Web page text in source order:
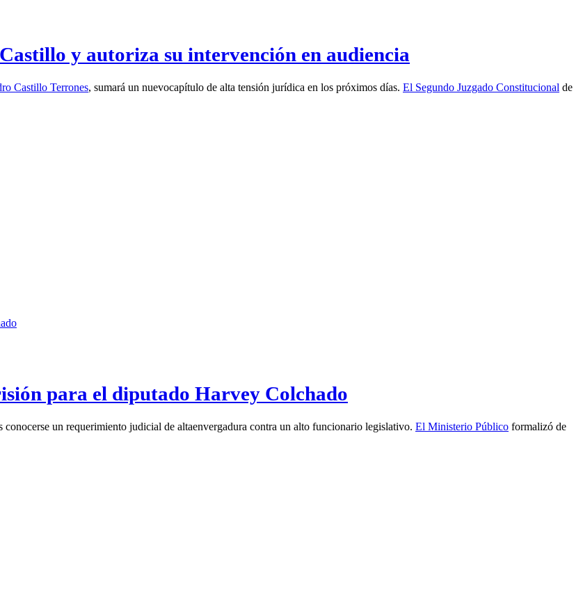
y autoriza su intervención en audiencia
Castillo Terrones, sumará un nuevocapítulo de alta tensión jurídica en los próximos días. El Segundo Juzgado Constitucional de
para el diputado Harvey Colchado
un requerimiento judicial de altaenvergadura contra un alto funcionario legislativo. El Ministerio Público formalizó de